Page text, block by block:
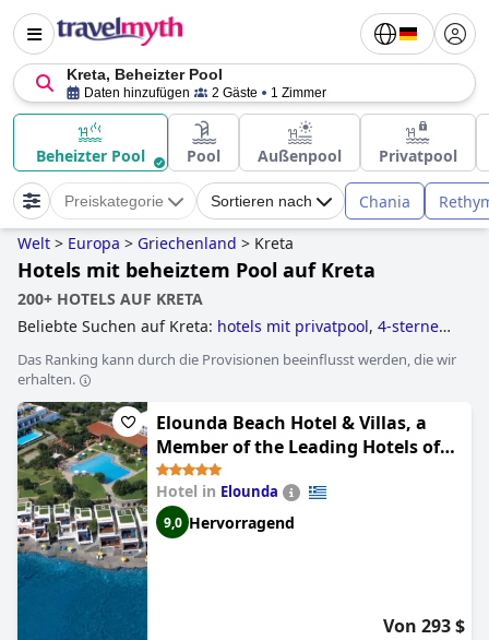
Kreta, Beheizter Pool
Daten hinzufügen 2 Gäste 1 Zimmer
Beheizter Pool Pool Außenpool Privatpool
Preiskategorie Sortieren nach Chania
Welt > Europa > Griechenland > Kreta
Hotels mit beheiztem Pool auf Kreta
200+ HOTELS AUF KRETA
Beliebte Suchen auf Kreta: hotels mit privatpool, 4-sterne-
erwachsenenhotels,kleine hotels,hotels mit fitnessstudio,
5-sterne-hotels
wasserrutsche,hotels im boutique-stil
mit aquapark ,hotels mit infinity-pool ,hotels für
flitterwochen,behindertengerechte hotels,hotels direkt
am strand,yoga hotels,familienhotels hotels mit pool
3-sterne-hotels.
Das Ranking kann durch die Provisionen beeinflusst werden, die wir
erhalten.
Elounda Beach Hotel & Villas, a
Member of the Leading Hotels of
the World
Hotel in Elounda
9,0 Hervorragend
Von 293 $